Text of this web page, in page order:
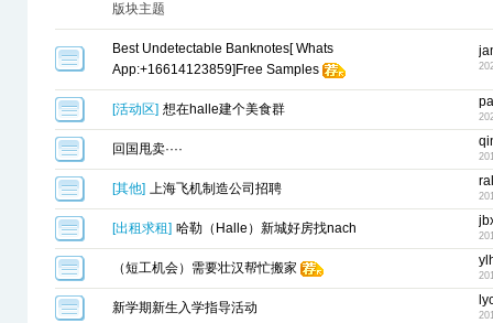
版块主题
Best Undetectable Banknotes[ Whats
App:+16614123859]Free Samples
[活动区] 想在halle建个美食群
回国甩卖····
[其他] 上海飞机制造公司招聘
[出租求租] 哈勒（Halle）新城好房找nach
（短工机会）需要壮汉帮忙搬家
新学期新生入学指导活动